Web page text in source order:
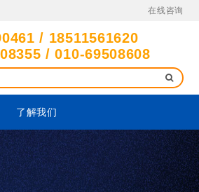
在线咨询
/ 18511561620
/ 010-69508608
了解我们